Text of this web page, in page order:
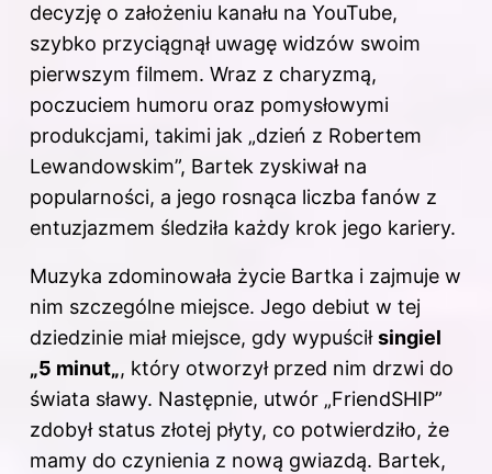
decyzję o założeniu kanału na YouTube,
szybko przyciągnął uwagę widzów swoim
pierwszym filmem. Wraz z charyzmą,
poczuciem humoru oraz pomysłowymi
produkcjami, takimi jak „dzień z Robertem
Lewandowskim”, Bartek zyskiwał na
popularności, a jego rosnąca liczba fanów z
entuzjazmem śledziła każdy krok jego kariery.
Muzyka zdominowała życie Bartka i zajmuje w
nim szczególne miejsce. Jego debiut w tej
dziedzinie miał miejsce, gdy wypuściłsingiel
„5 minut„, który otworzył przed nim drzwi do
świata sławy. Następnie, utwór „FriendSHIP”
zdobył status złotej płyty, co potwierdziło, że
mamy do czynienia z nową gwiazdą. Bartek,